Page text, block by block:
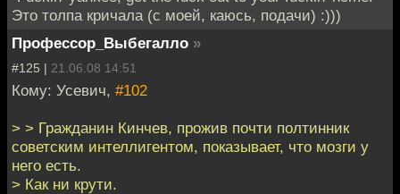
Это толпа кричала (с моей, каюсь, подачи) :)))
Профессор_Выбегалло »
#125 | 21.06.08 14:51
Кому: Усевич, #102
> > Гражданин Кинчев, прожив почти полтинник
советским интеллигентом, показывает, что мозги у
него есть.
> Как ни крути.